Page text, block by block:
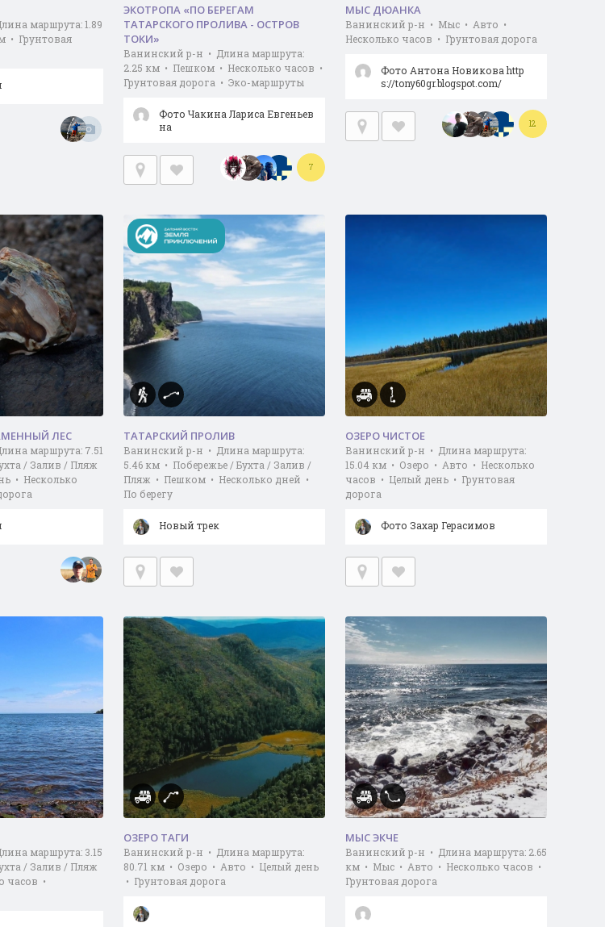
маршрута: 1.89
Грунтовая
ЭКОТРОПА «ПО БЕРЕГАМ
ТАТАРСКОГО ПРОЛИВА - ОСТРОВ
ТОКИ»
Ванинский р-н • Длина маршрута:
2.25 км • Пешком • Несколько часов •
Грунтовая дорога • Эко-маршруты
Фото Чакина Лариса Евгеньев
на
7
МЫС ДЮАНКА
Ванинский р-н • Мыс • Авто •
Несколько часов • Грунтовая дорога
Фото Антона Новикова http
s://tony60gr.blogspot.com/
12
ЛЕС
маршрута: 7.51
/ Залив / Пляж
• Несколько
ТАТАРСКИЙ ПРОЛИВ
Ванинский р-н • Длина маршрута:
5.46 км • Побережье / Бухта / Залив /
Пляж • Пешком • Несколько дней •
По берегу
Новый трек
ОЗЕРО ЧИСТОЕ
Ванинский р-н • Длина маршрута:
15.04 км • Озеро • Авто • Несколько
часов • Целый день • Грунтовая
дорога
Фото Захар Герасимов
маршрута: 3.15
/ Залив / Пляж
часов •
ОЗЕРО ТАГИ
Ванинский р-н • Длина маршрута:
80.71 км • Озеро • Авто • Целый день
• Грунтовая дорога
МЫС ЭКЧЕ
Ванинский р-н • Длина маршрута: 2.65
км • Мыс • Авто • Несколько часов •
Грунтовая дорога